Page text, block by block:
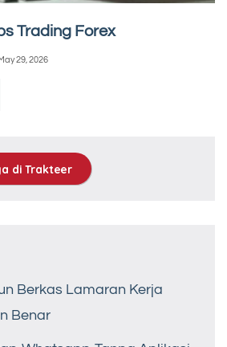
Trading Forex
29, 2026
di Trakteer
Berkas Lamaran Kerja
Benar